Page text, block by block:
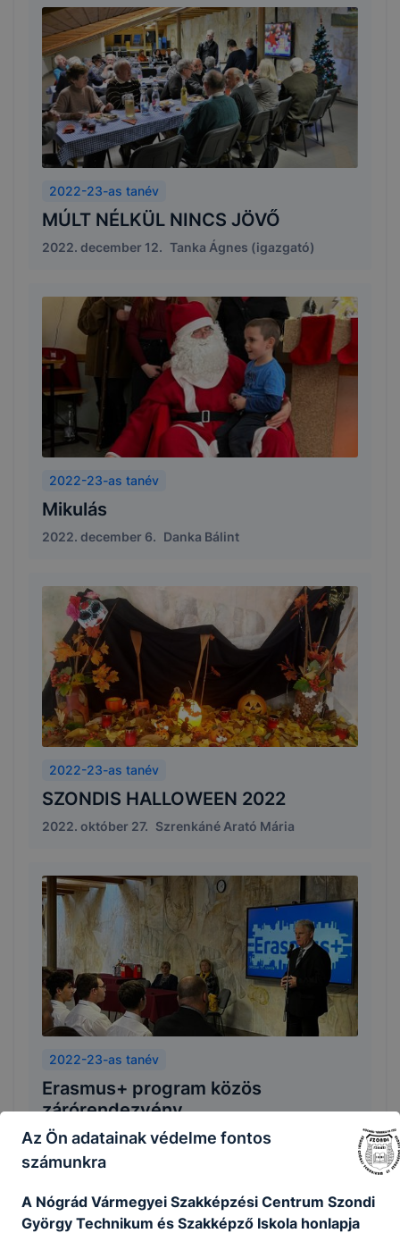
2022-23-as tanév
MÚLT NÉLKÜL NINCS JÖVŐ
2022. december 12. Tanka Ágnes (igazgató)
2022-23-as tanév
Mikulás
2022. december 6. Danka Bálint
2022-23-as tanév
SZONDIS HALLOWEEN 2022
2022. október 27. Szrenkáné Arató Mária
2022-23-as tanév
Erasmus+ program közös
zárórendezvény
2022. október 20. Tanka Ágnes, Danka Bálint,
Az Ön adatainak védelme fontos
számunkra
A Nógrád Vármegyei Szakképzési Centrum Szondi
György Technikum és Szakképző Iskola honlapja